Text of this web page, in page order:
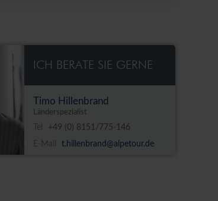
ICH BERATE SIE GERNE
Timo Hillenbrand
Länderspezialist
Tel
+49 (0) 8151/775-146
E-Mail
t.hillenbrand@alpetour.de